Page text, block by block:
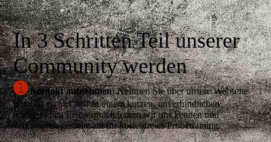
In 3 Schritten Teil unserer
Community werden
➊ Kontakt aufnehmen:Nehmen Sie über unsere Webseite
Kontakt zu uns auf! In einem kurzen, unverbindlichen
telefonischen Erstgespräch lernen wir uns kennen und
vereinbaren gemeinsam Ihr kostenfreies Probetraining.